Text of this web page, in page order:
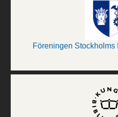
Föreningen Stockholms